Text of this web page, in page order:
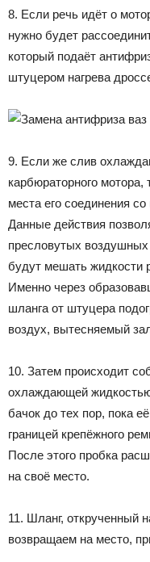
8. Если речь идёт о
нужно будет
который подаёт
штуцером нагрева
9. Если же слив
карбюраторного мотора,
места его соединения
Данные действия
пресловутых
будут мешать жидкости
Именно через
шланга от штуцера
воздух, вытесняемый
10. Затем происходит
охлаждающей
бачок до тех пор, пока
границей крепёжного
После этого пробка
на своё место.
11. Шланг, открученный
возвращаем на место,